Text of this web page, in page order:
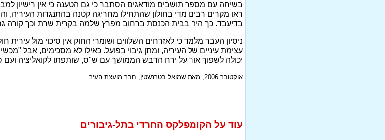
בשיחה עם מספר תושבים מודאגים הסתבר כי גם הטענה כי אין רישיון
ראו מקרים רבים מדי בחולון שהתחילו מחריגה קטנה בהתנגדות העיריה,
בדיעבד. כך היה בבית הכנסת ברחוב מפרץ שלמה בקרית שרת וכך קורה
ניסיון העבר מלמד כי לאזרחים השלווים ושומרי החוק אין סיכוי מול
עצימת עיניים של העיריה, ומתן גיבוי בפועל. כאילו לא מסכימים, אבל
יכולה לשפוך אור על ירח הדבש הממושך עם ש"ס, שותפתו לקואליציה ועם
אוקטובר 2006, מאת שמואל בטרנשטין, חבר מועצת העיר
עוד על הקומפלקס החרדי בתל-גיבורים